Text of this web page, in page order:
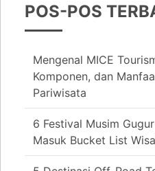
POS-POS
Mengenal MICE
Komponen, dan
Pariwisata
6 Festival Musim
Masuk Bucket List